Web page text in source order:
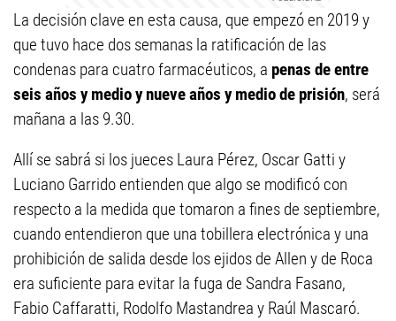
La decisión clave en esta causa, que empezó en 2019 y
que tuvo hace dos semanas la ratificación de las
condenas para cuatro farmacéuticos, a penas de entre
seis años y medio y nueve años y medio de prisión, será
mañana a las 9.30.
Allí se sabrá si los jueces Laura Pérez, Oscar Gatti y
Luciano Garrido entienden que algo se modificó con
respecto a la medida que tomaron a fines de septiembre,
cuando entendieron que una tobillera electrónica y una
prohibición de salida desde los ejidos de Allen y de Roca
era suficiente para evitar la fuga de Sandra Fasano,
Fabio Caffaratti, Rodolfo Mastandrea y Raúl Mascaró.